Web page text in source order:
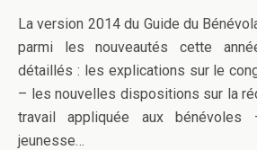
La version 2014 du Guide du
parmi les nouveautés cette
détaillés : les explications sur le
– les nouvelles dispositions sur la
travail appliquée aux
jeunesse…